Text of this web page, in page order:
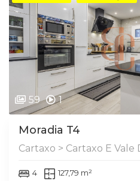
59 1
Moradia T4
Cartaxo > Cartaxo E Vale
4 127,79 m²